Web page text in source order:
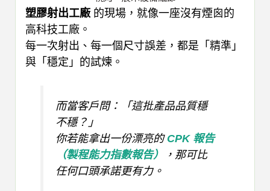
塑膠射出工廠的現場，就像一座沒有煙囪的
高科技工廠。
每一次射出、每一個尺寸誤差，都是「精準」
與「穩定」的試煉。
而當客戶問：「這批產品品質穩
不穩？」
你若能拿出一份漂亮的 CPK 報告
（製程能力指數報告）
，那可比
任何口頭承諾更有力。